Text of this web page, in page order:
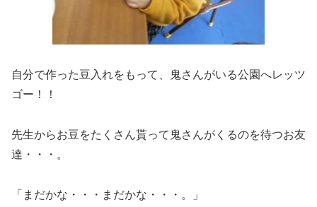
自分で作った豆入れをもって、鬼さんがいる公園へレッツ
ゴー！！
先生からお豆をたくさん貰って鬼さんがくるのを待つお友
達・・・。
「まだかな・・・まだかな・・・。」